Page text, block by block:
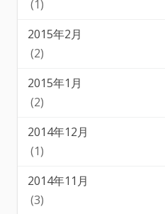
(1)
2015年2月
(2)
2015年1月
(2)
2014年12月
(1)
2014年11月
(3)